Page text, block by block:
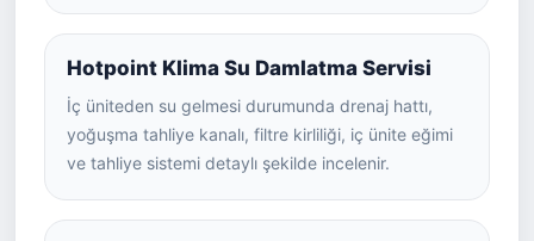
Hotpoint Klima Su Damlatma Servisi
İç üniteden su gelmesi durumunda drenaj hattı,
yoğuşma tahliye kanalı, filtre kirliliği, iç ünite eğimi
ve tahliye sistemi detaylı şekilde incelenir.